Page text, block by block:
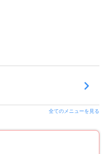
全てのメニューを見る